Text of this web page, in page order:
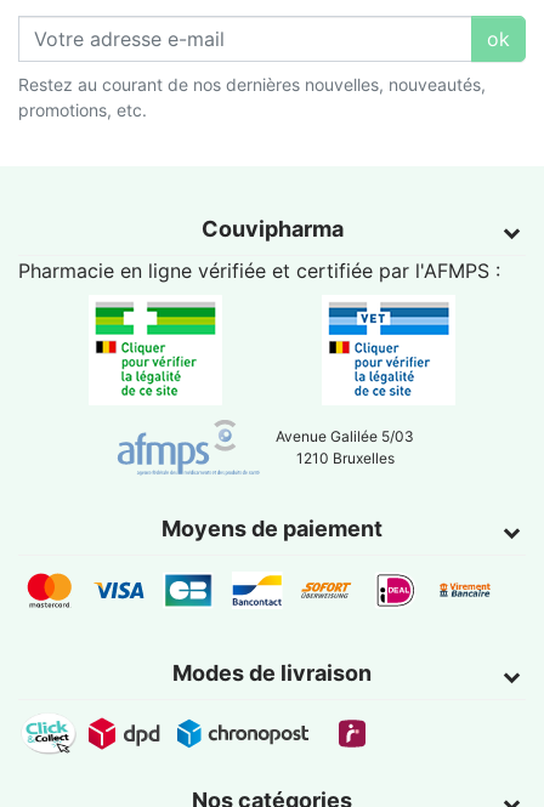
ok
Restez au courant de nos dernières nouvelles, nouveautés,
promotions, etc.
Couvipharma
Pharmacie en ligne vérifiée et certifiée par l'AFMPS :
Avenue Galilée 5/03
1210 Bruxelles
Moyens de paiement
Modes de livraison
Nos catégories